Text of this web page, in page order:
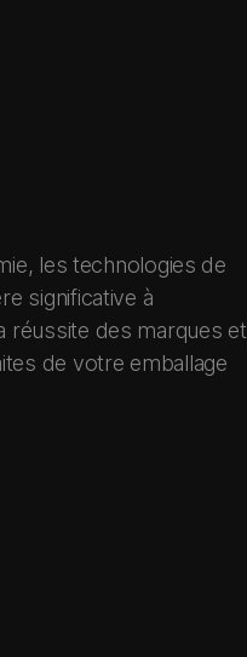
les technologies de
significative à
réussite des marques et
de votre emballage